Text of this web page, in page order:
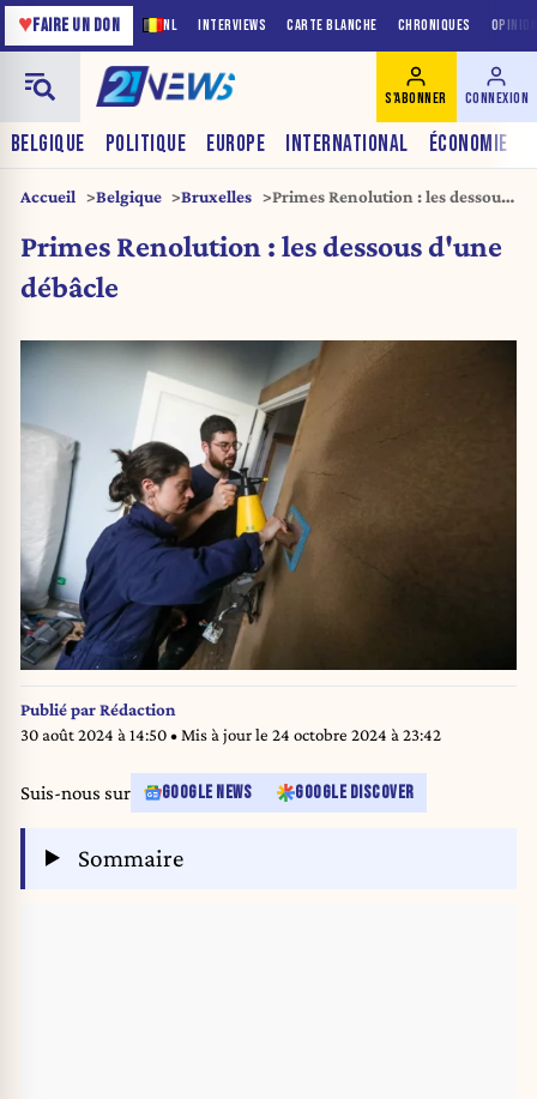
NL INTERVIEWS CARTE BLANCHE CHRONIQUES
♥FAIRE UN DON
BELGIQUE POLITIQUE EUROPE INTERNATIONAL ÉCONOMIE
S'ABONNER CONNEXION
Accueil Belgique Bruxelles
Primes Renolution : les dessous
Primes Renolution : les dessous d'une
débâcle
Publié parRédaction
30 août 2024 à 14:50• Mis à jour le 24 octobre 2024 à 23:42
Suis-nous sur GOOGLE NEWS GOOGLE DISCOVER
Sommaire